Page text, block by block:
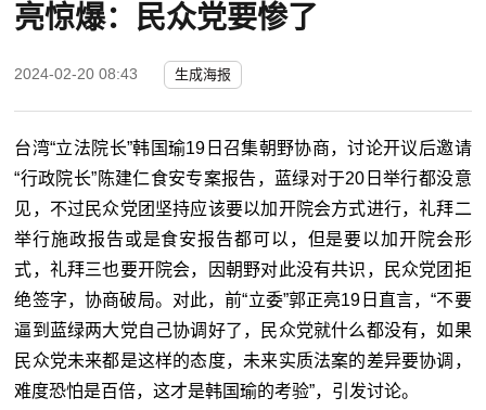
亮惊爆：民众党要惨了
2024-02-20 08:43 生成海报
台湾“立法院长”韩国瑜19日召集朝野协商，讨论开议后邀请
“行政院长”陈建仁食安专案报告，蓝绿对于20日举行都没意
见，不过民众党团坚持应该要以加开院会方式进行，礼拜二
举行施政报告或是食安报告都可以，但是要以加开院会形
式，礼拜三也要开院会，因朝野对此没有共识，民众党团拒
绝签字，协商破局。对此，前“立委”郭正亮19日直言，“不要
逼到蓝绿两大党自己协调好了，民众党就什么都没有，如果
民众党未来都是这样的态度，未来实质法案的差异要协调，
难度恐怕是百倍，这才是韩国瑜的考验”，引发讨论。